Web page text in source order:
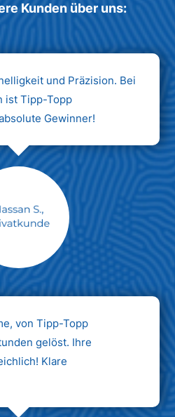
Kunden über uns:
und Präzision. Bei
ist Tipp-Topp
Gewinner!
von Tipp-Topp
gelöst. Ihre
Klare